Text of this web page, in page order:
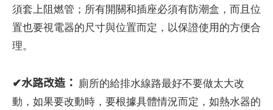
須套上阻燃管；所有開關和插座必須有防潮盒，而且位
置也要視電器的尺寸與位置而定，以保證使用的方便合
理。
✔水路改造： 廁所的給排水線路最好不要做太大改
動，如果要改動時，要根據具體情況而定，如熱水器的